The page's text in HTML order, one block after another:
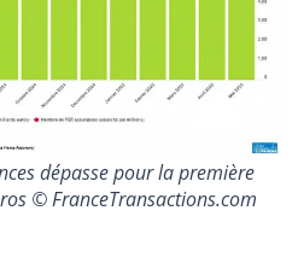
dépasse pour la première
© FranceTransactions.com